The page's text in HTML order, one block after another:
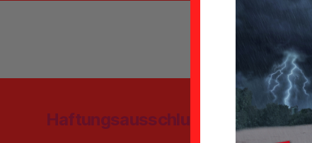
Hier
Haftungsausschluss